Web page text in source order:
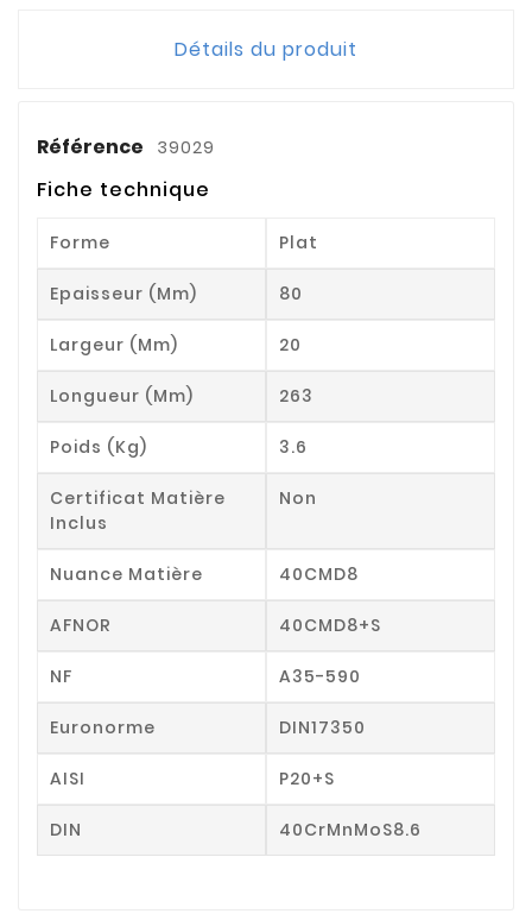
Détails du produit
Référence 39029
Fiche technique
Forme Plat
Epaisseur (mm) 80
Largeur (mm) 20
Longueur (mm) 263
Poids (kg) 3.6
Certificat Matière
Inclus
Non
Nuance Matière 40CMD8
AFNOR 40CMD8+S
NF A35-590
Euronorme DIN17350
AISI P20+S
DIN 40CrMnMoS8.6